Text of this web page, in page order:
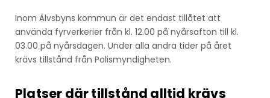
Inom Älvsbyns kommun är det endast tillåtet att
använda fyrverkerier från kl. 12.00 på nyårsafton till kl.
03.00 på nyårsdagen. Under alla andra tider på året
krävs tillstånd från Polismyndigheten.
Platser där tillstånd alltid krävs